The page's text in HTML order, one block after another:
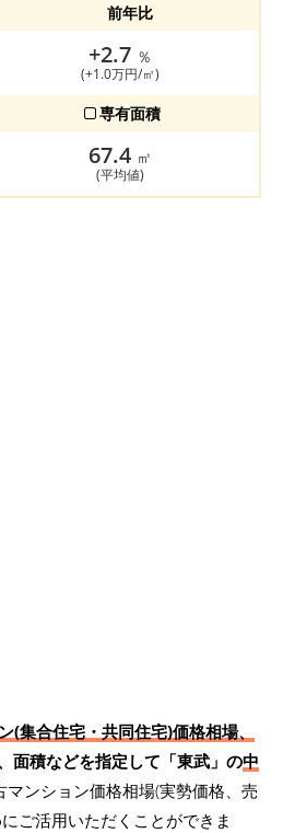
前年比
+2.7 ％
(+1.0万円/㎡)
専有面積
67.4 ㎡
(平均値)
(集合住宅・共同住宅)価格相場、
面積などを指定して「東武」の中
ンション価格相場(実勢価格、売
ご活用いただくことができま